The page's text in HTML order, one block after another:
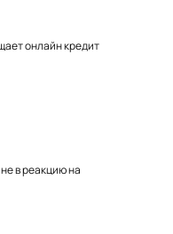
онлайн кредит
в реакцию на